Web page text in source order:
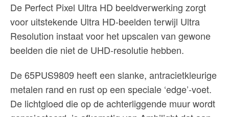
De Perfect Pixel Ultra HD beeldverwerking zorgt
voor uitstekende Ultra HD-beelden terwijl Ultra
Resolution instaat voor het upscalen van gewone
beelden die niet de UHD-resolutie hebben.
De 65PUS9809 heeft een slanke, antracietkleurige
metalen rand en rust op een speciale ‘edge’-voet.
De lichtgloed die op de achterliggende muur wordt